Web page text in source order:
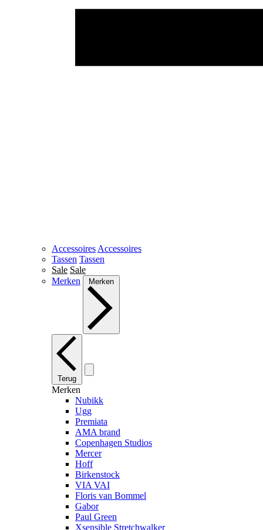
Accessoires Accessoires
Tassen Tassen
Sale Sale
Merken
Merken
Terug
Merken
Nubikk
Ugg
Premiata
AMA brand
Copenhagen Studios
Mercer
Hoff
Birkenstock
VIA VAI
Floris van Bommel
Gabor
Paul Green
Xsensible Stretchwalker